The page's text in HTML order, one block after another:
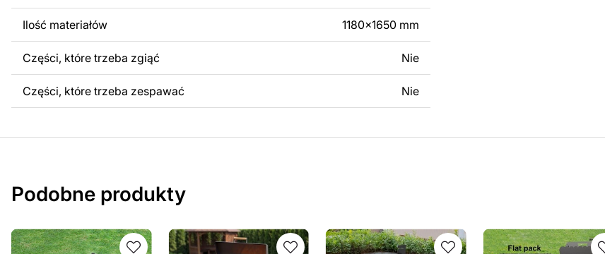
Ilość materiałów 1180x1650 mm
Części, które trzeba zgiąć Nie
Części, które trzeba zespawać Nie
Podobne produkty